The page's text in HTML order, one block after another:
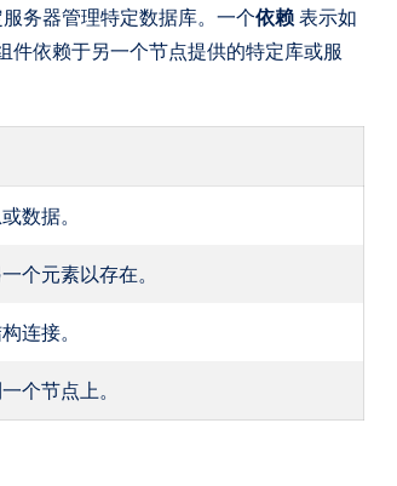
务器管理特定数据库。一个依赖 表示如
件依赖于另一个节点提供的特定库或服
数据。
个元素以存在。
连接。
个节点上。